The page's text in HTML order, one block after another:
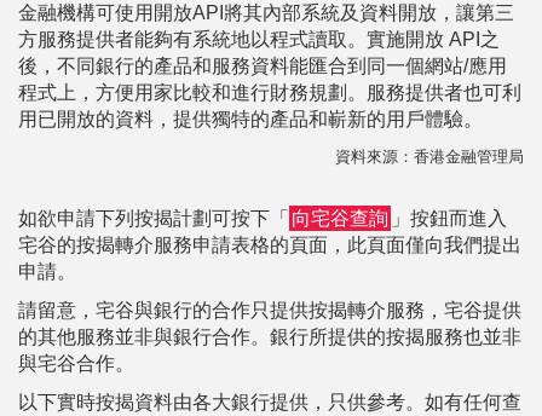
主
放
盤
宅
揭
地
產
博
金融機構可使用開放API將其內部系統及資料開放，讓第三
方服務提供者能夠有系統地以程式讀取。實施開放 API之
後，不同銀行的產品和服務資料能匯合到同一個網站/應用
程式上，方便用家比較和進行財務規劃。服務提供者也可利
用已開放的資料，提供獨特的產品和嶄新的用戶體驗。
資料來源：香港金融管理局
如欲申請下列按揭計劃可按下「 向宅谷查詢 」按鈕而進入
宅谷的按揭轉介服務申請表格的頁面，此頁面僅向我們提出
申請。
請留意，宅谷與銀行的合作只提供按揭轉介服務，宅谷提供
的其他服務並非與銀行合作。銀行所提供的按揭服務也並非
與宅谷合作。
以下實時按揭資料由各大銀行提供，只供參考。如有任何查